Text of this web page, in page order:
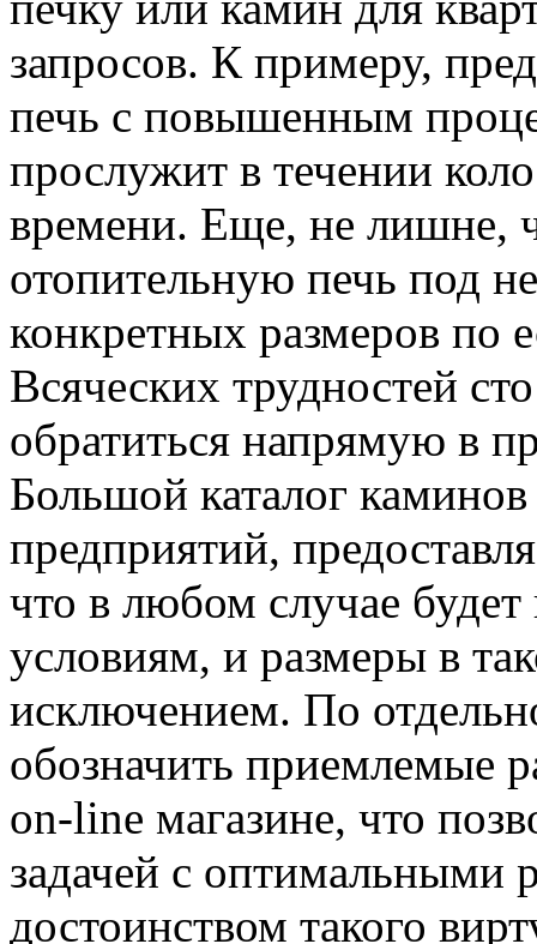
запросов. К примеру,
печь с повышенным
прослужит в течении
времени. Еще, не лишне,
отопительную печь под
конкретных размеров по
Всяческих трудностей
обратиться напрямую в
Большой каталог
предприятий,
что в любом случае
условиям, и размеры в
исключением. По
обозначить приемлемые
on-line магазине, что
задачей с оптимальными
достоинством такого